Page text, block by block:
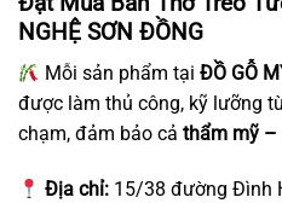
NGHỆ SƠN ĐỒNG
Mỗi sản phẩm tạiĐỒ GỖ
được làm thủ công, kỹ lưỡng
chạm, đảm bảo cả thẩm mỹ –
Địa chỉ: 15/38 đường Đình